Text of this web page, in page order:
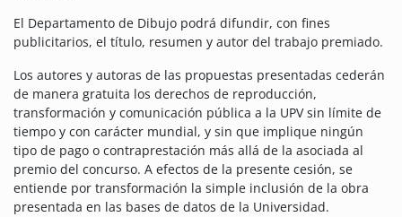
El Departamento de Dibujo podrá difundir, con fines
publicitarios, el título, resumen y autor del trabajo premiado.
Los autores y autoras de las propuestas presentadas cederán
de manera gratuita los derechos de reproducción,
transformación y comunicación pública a la UPV sin límite de
tiempo y con carácter mundial, y sin que implique ningún
tipo de pago o contraprestación más allá de la asociada al
premio del concurso. A efectos de la presente cesión, se
entiende por transformación la simple inclusión de la obra
presentada en las bases de datos de la Universidad.